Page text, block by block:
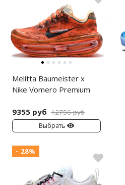
Melitta Baumeister x
Nike Vomero Premium
9355 руб 12756 руб
Выбрать
- 28%